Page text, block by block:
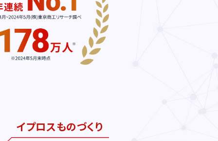
イプロスものづくり